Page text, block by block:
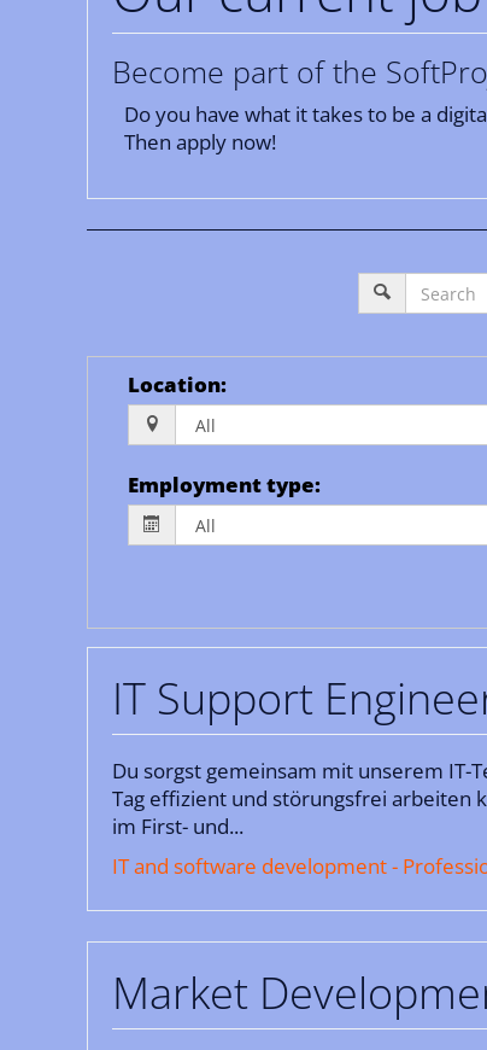
Become part of the
Do you have what it takes to be a
Then apply now!
Location:
Employment type:
IT Support
Du sorgst gemeinsam mit unserem IT-
Tag effizient und störungsfrei arbeiten
im First- und...
IT and software development -
Market